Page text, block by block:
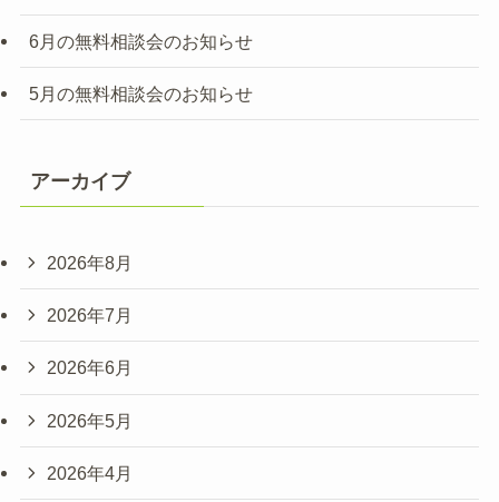
6月の無料相談会のお知らせ
5月の無料相談会のお知らせ
アーカイブ
2026年8月
2026年7月
2026年6月
2026年5月
2026年4月